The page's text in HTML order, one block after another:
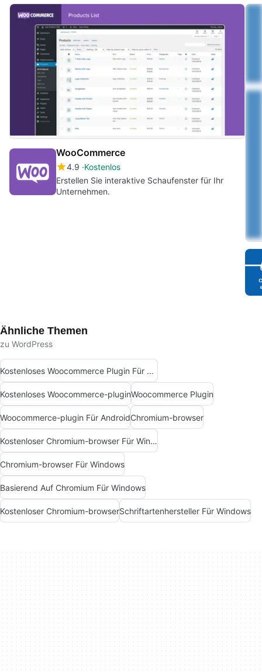
WooCommerce
4.9 Kostenlos
Erstellen Sie interaktive Schaufenster für Ihr
Unternehmen.
Ähnliche Themen
zu WordPress
Kostenloses Woocommerce Plugin Für Android
Kostenloses Woocommerce-pluginWoocommerce Plugin
Woocommerce-plugin Für AndroidChromium-browser
Kostenloser Chromium-browser Für Windows
Chromium-browser Für Windows
Basierend Auf Chromium Für Windows
Kostenloser Chromium-browserSchriftartenhersteller Für Windows